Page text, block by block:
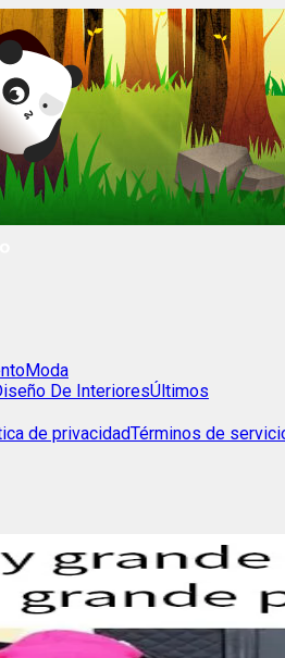
Moda
De InterioresÚltimos
de privacidadTérminos de